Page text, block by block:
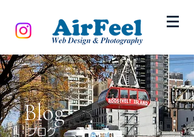
Blog
ブログ